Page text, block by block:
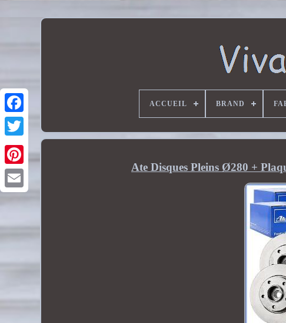
ACCUEIL BRAND
Ate Disques Pleins Ø280 +